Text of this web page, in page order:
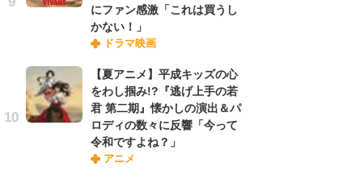
にファン感激「これは買うし
かない！」
ドラマ映画
【夏アニメ】平成キッズの心
をわし掴み!?『逃げ上手の若
君 第二期』懐かしの演出＆パ
ロディの数々に反響「今って
令和ですよね？」
アニメ